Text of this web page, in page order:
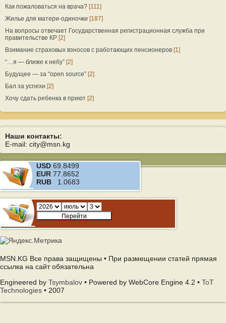
Как пожаловаться на врача? [111]
Жилье для матери-одиночки [187]
На вопросы отвечает Государственная регистрационная служба при
правительстве КР [2]
Взимание страховых взносов с работающих пенсионеров [1]
“…я — ближе к небу” [2]
Будущее — за “open source” [2]
Бал за успехи [2]
Хочу сдать ребенка в приют [2]
Наши контакты:
E-mail: city@msn.kg
USD 69.8499
EUR 77.8652
RUB 1.0683
MSN.KG Все права защищены • При размещении статей прямая
ссылка на сайт обязательна
Engineered by Tsymbalov • Powered by WebCore Engine 4.2 • ToT
Technologies • 2007